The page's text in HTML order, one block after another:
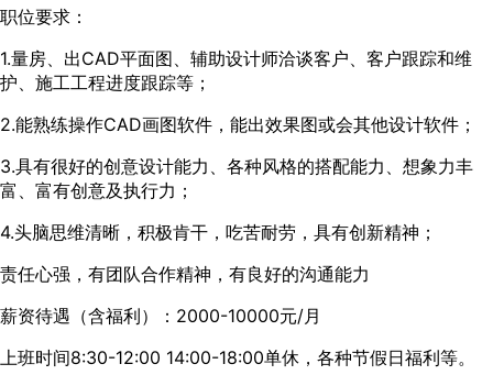
职位要求：
1.量房、出CAD平面图、辅助设计师洽谈客户、客户跟踪和维
护、施工工程进度跟踪等；
2.能熟练操作CAD画图软件，能出效果图或会其他设计软件；
3.具有很好的创意设计能力、各种风格的搭配能力、想象力丰
富、富有创意及执行力；
4.头脑思维清晰，积极肯干，吃苦耐劳，具有创新精神；
责任心强，有团队合作精神，有良好的沟通能力
薪资待遇（含福利）：2000-10000元/月
上班时间8:30-12:00 14:00-18:00单休，各种节假日福利等。